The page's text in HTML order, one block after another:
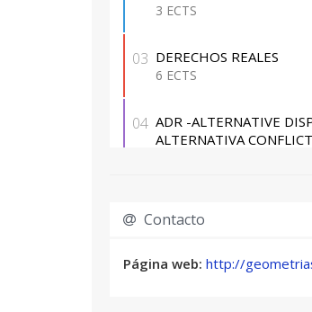
3 ECTS
03 DERECHOS REALES
6 ECTS
04 ADR -ALTERNATIVE
ALTERNATIVA
4 ECTS
06 DERECHO
Contacto
Página web: http://